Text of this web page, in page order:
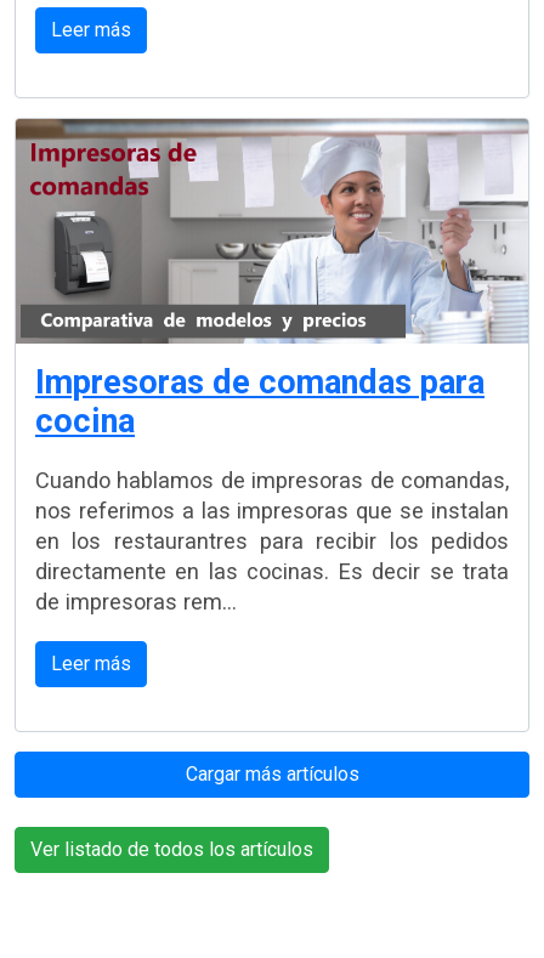
Leer más
Impresoras de comandas para
cocina
Cuando hablamos de impresoras de comandas,
nos referimos a las impresoras que se instalan
en los restaurantres para recibir los pedidos
directamente en las cocinas. Es decir se trata
de impresoras rem...
Leer más
Cargar más artículos
Ver listado de todos los artículos